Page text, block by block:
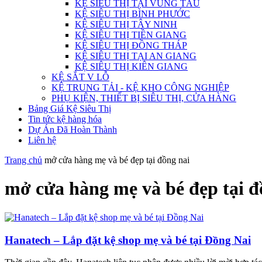
KỆ SIÊU THỊ TẠI VŨNG TÀU
KỆ SIÊU THỊ BÌNH PHƯỚC
KỆ SIÊU THỊ TÂY NINH
KỆ SIÊU THỊ TIỀN GIANG
KỆ SIÊU THỊ ĐỒNG THÁP
KỆ SIÊU THỊ TẠI AN GIANG
KỆ SIÊU THỊ KIÊN GIANG
KỆ SẮT V LỖ
KỆ TRUNG TẢI - KỆ KHO CÔNG NGHIỆP
PHỤ KIỆN, THIẾT BỊ SIÊU THỊ, CỬA HÀNG
Bảng Giá Kệ Siêu Thị
Tin tức kệ hàng hóa
Dự Án Đã Hoàn Thành
Liên hệ
Trang chủ mở cửa hàng mẹ và bé đẹp tại đồng nai
mở cửa hàng mẹ và bé đẹp tại
Hanatech – Lắp đặt kệ shop mẹ và bé tại Đồng Nai